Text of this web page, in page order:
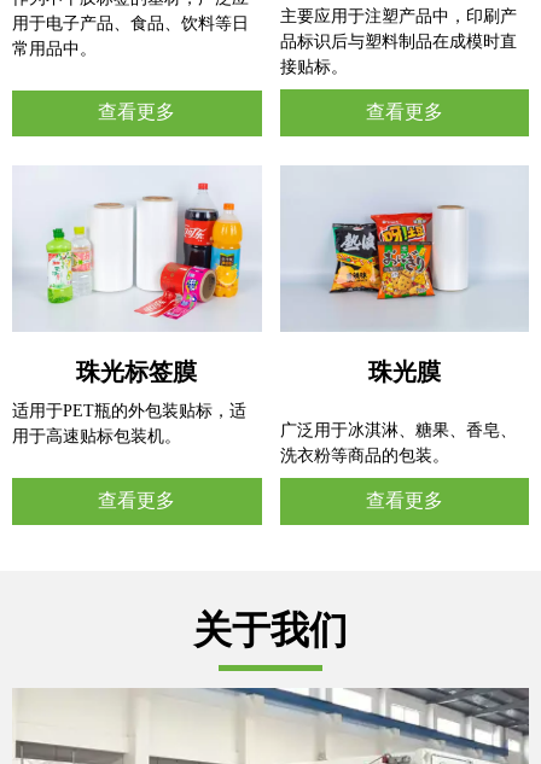
用于电子产品、食品、饮料等日
常用品中。
查看更多
主要应用于注塑产品中，印刷产
品标识后与塑料制品在成模时直
接贴标。
查看更多
珠光标签膜
适用于PET瓶的外包装贴标，适
用于高速贴标包装机。
查看更多
珠光膜
广泛用于冰淇淋、糖果、香皂、
洗衣粉等商品的包装。
查看更多
关于我们